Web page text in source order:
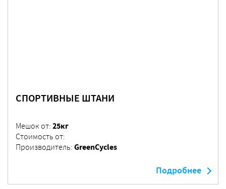
СПОРТИВНЫЕ ШТАНИ
Мешок от: 25кг
Стоимость от:
Производитель: GreenCycles
Подробнее